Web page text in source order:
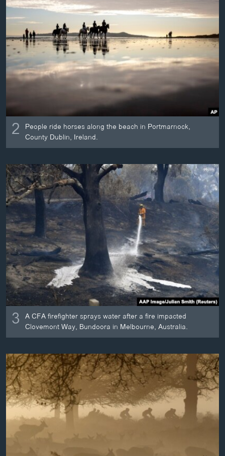
2 People ride horses along the beach in Portmarnock,
County Dublin, Ireland.
3 A CFA firefighter sprays water after a fire impacted
Clovemont Way, Bundoora in Melbourne, Australia.